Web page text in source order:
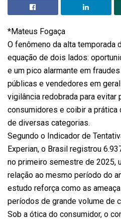
*Mateus Fogaça
O fenômeno da alta temporada
equação de dois lados:
e um pico alarmante em
públicas e vendedores em
vigilância redobrada para evitar
consumidores e coibir a
de diversas categorias.
Segundo o Indicador de
Experian, o Brasil registrou
no primeiro semestre de 2025,
relação ao mesmo período do
estudo reforça como as
períodos de grande volume de
Sob a ótica do consumidor, o